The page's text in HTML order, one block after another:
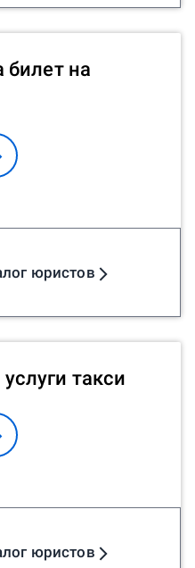
билет на
юристов
такси
юристов